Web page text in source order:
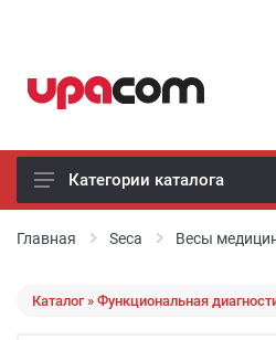
Б/У оборудование
Категории каталога
Главная Seca Весы
Каталог » Функциональная